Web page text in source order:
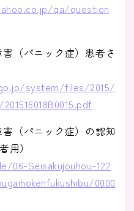
qa/question
（パニック症）患者さ
system/files/2015/
（パニック症）の認知
用）
06-Seisakujouhou-122
0000